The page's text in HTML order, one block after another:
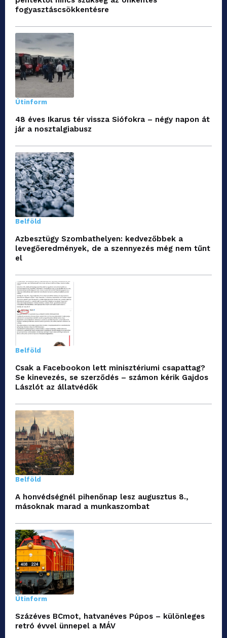
fogyasztáscsökkentésre
Útinform
48 éves Ikarus tér vissza Siófokra – négy napon át
jár a nosztalgiabusz
Belföld
Azbesztügy Szombathelyen: kedvezőbbek a
levegőeredmények, de a szennyezés még nem tűnt
el
Belföld
Csak a Facebookon lett minisztériumi csapattag?
Se kinevezés, se szerződés – számon kérik Gajdos
Lászlót az állatvédők
Belföld
A honvédségnél pihenőnap lesz augusztus 8.,
másoknak marad a munkaszombat
Útinform
Százéves BCmot, hatvanéves Púpos – különleges
retró évvel ünnepel a MÁV